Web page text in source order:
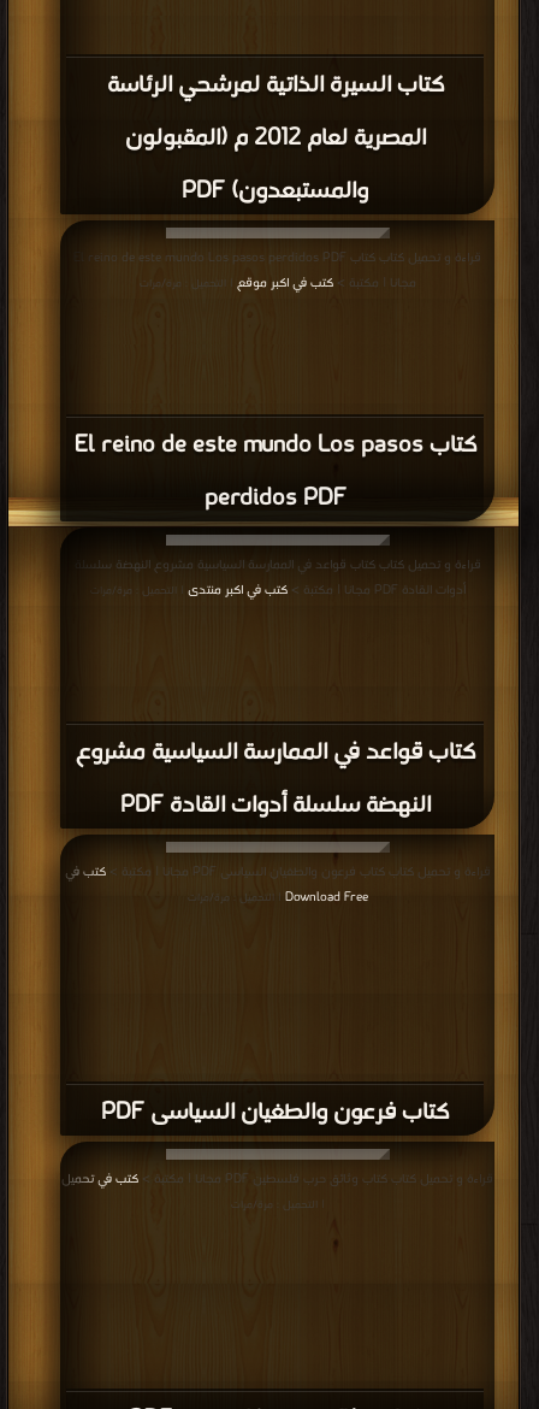
كتاب السيرة الذاتية لمرشحي الرئاسة
المصرية لعام 2012 م (المقبولون
والمستبعدون) PDF
كتاب El reino de este mundo Los pasos
perdidos PDF
قراءة و تحميل كتاب كتاب El reino de este mundo Los pasos perdidos PDF
مجانا | مكتبة >كتب في اكبر موقع | التحميل : مرة/مرات
كتاب قواعد في الممارسة السياسية مشروع
النهضة سلسلة أدوات القادة PDF
قراءة و تحميل كتاب كتاب قواعد في الممارسة السياسية مشروع النهضة سلسلة
أدوات القادة PDF مجانا | مكتبة >
كتب في اكبر منتدى | التحميل : مرة/مرات
كتاب فرعون والطغيان السياسى PDF
قراءة و تحميل كتاب كتاب فرعون والطغيان السياسى PDF مجانا | مكتبة >
كتب في
Download Free
| التحميل : مرة/مرات
قراءة و تحميل كتاب كتاب وثائق حرب فلسطين PDF مجانا | مكتبة > كتب في تحميل
| التحميل : مرة/مرات